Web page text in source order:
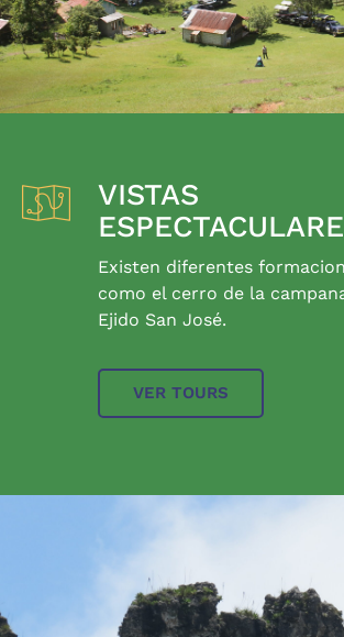
VISTAS
Existen diferentes
como el cerro de la
Ejido San José.
VER TOURS